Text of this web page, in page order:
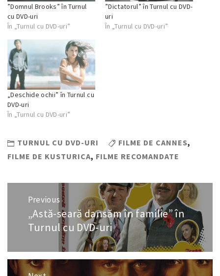
”Domnul Brooks” în Turnul
cu DVD-uri
În „Turnul cu DVD-uri”
”Dictatorul” în Turnul cu DVD-
uri
În „Turnul cu DVD-uri”
„Deschide ochii” în Turnul cu
DVD-uri
În „Turnul cu DVD-uri”
TURNUL CU DVD-URI FILME DE CANNES,
FILME DE KUSTURICA, FILME RECOMANDATE
Navigare
articole
Previous
Previous
post:
„Astă-seară dansăm în familie” în
Turnul cu DVD-uri